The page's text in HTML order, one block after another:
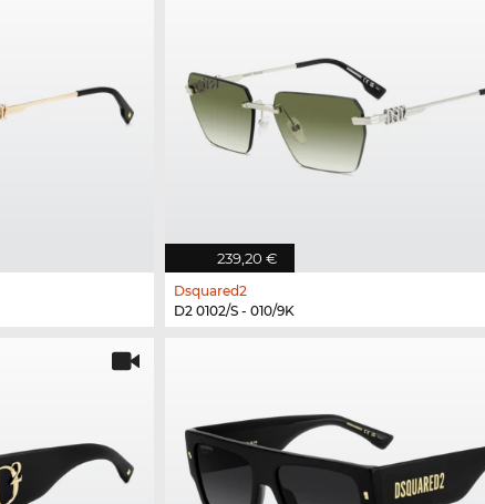
239,20 €
Dsquared2
D2 0102/S - 010/9K